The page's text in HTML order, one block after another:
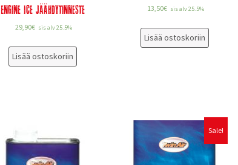
Engine Ice Jäähdytinneste
29,90€ sis alv 25.5%
Lisää ostoskoriin
13,50€ sis alv 25.5%
Lisää ostoskoriin
Sale!